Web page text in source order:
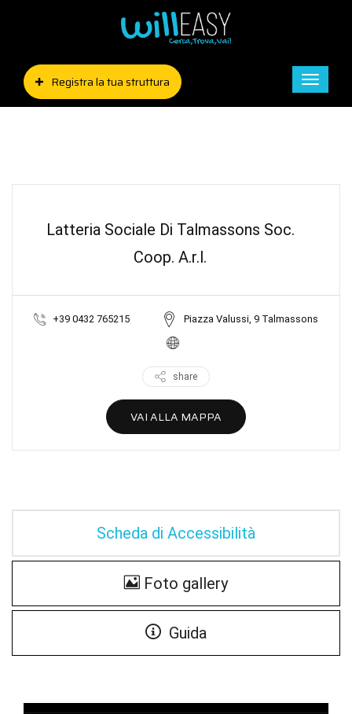
Registra la tua struttura
Toggle
Latteria Sociale Di Talmassons Soc.
Coop. A.r.l.
+39 0432 765215 Piazza Valussi, 9 Talmassons
share
VAI ALLA MAPPA
Scheda di Accessibilità
Foto gallery
Guida